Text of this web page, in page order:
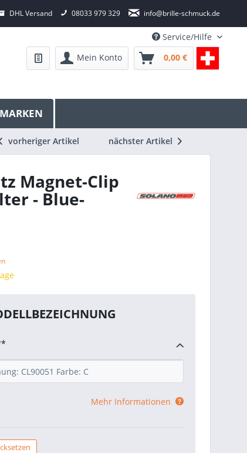
DHL Versand 08033 979 329 info@brille-schmuck.de
Service/Hilfe
Mein Konto
0,00 €
MARKEN
vorheriger Artikel nächster Artikel
Magnet-Clip
- Blue-
Mehr Informationen